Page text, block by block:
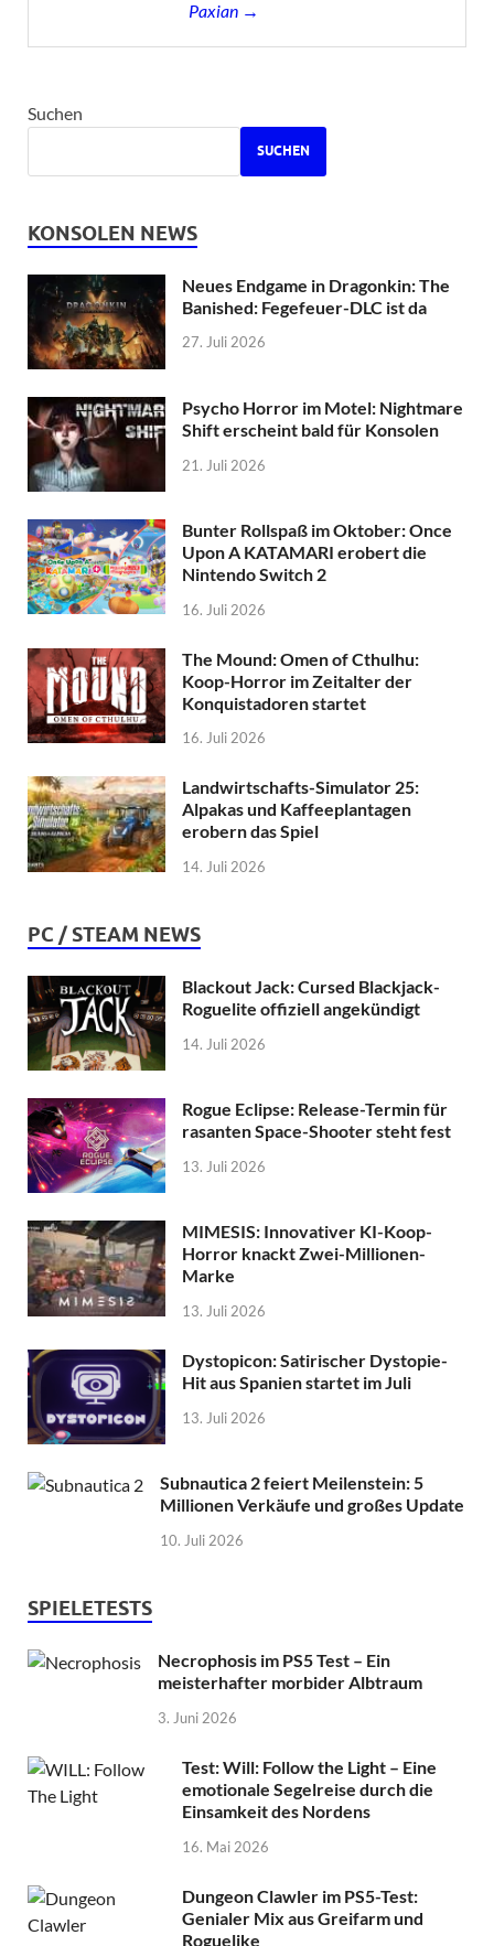
Paxian →
Suchen
SUCHEN
KONSOLEN NEWS
Neues Endgame in Dragonkin: The
Banished: Fegefeuer-DLC ist da
27. Juli 2026
Psycho Horror im Motel: Nightmare
Shift erscheint bald für Konsolen
21. Juli 2026
Bunter Rollspaß im Oktober: Once
Upon A KATAMARI erobert die
Nintendo Switch 2
16. Juli 2026
The Mound: Omen of Cthulhu:
Koop-Horror im Zeitalter der
Konquistadoren startet
16. Juli 2026
Landwirtschafts-Simulator 25:
Alpakas und Kaffeeplantagen
erobern das Spiel
14. Juli 2026
PC / STEAM NEWS
Blackout Jack: Cursed Blackjack-
Roguelite offiziell angekündigt
14. Juli 2026
Rogue Eclipse: Release-Termin für
rasanten Space-Shooter steht fest
13. Juli 2026
MIMESIS: Innovativer KI-Koop-
Horror knackt Zwei-Millionen-
Marke
13. Juli 2026
Dystopicon: Satirischer Dystopie-
Hit aus Spanien startet im Juli
13. Juli 2026
Subnautica 2 feiert Meilenstein: 5
Millionen Verkäufe und großes Update
10. Juli 2026
SPIELETESTS
Necrophosis im PS5 Test – Ein
meisterhafter morbider Albtraum
3. Juni 2026
Test: Will: Follow the Light – Eine
emotionale Segelreise durch die
Einsamkeit des Nordens
16. Mai 2026
Dungeon Clawler im PS5-Test:
Genialer Mix aus Greifarm und
Roguelike